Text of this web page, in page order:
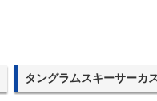
タングラムスキーサーカ